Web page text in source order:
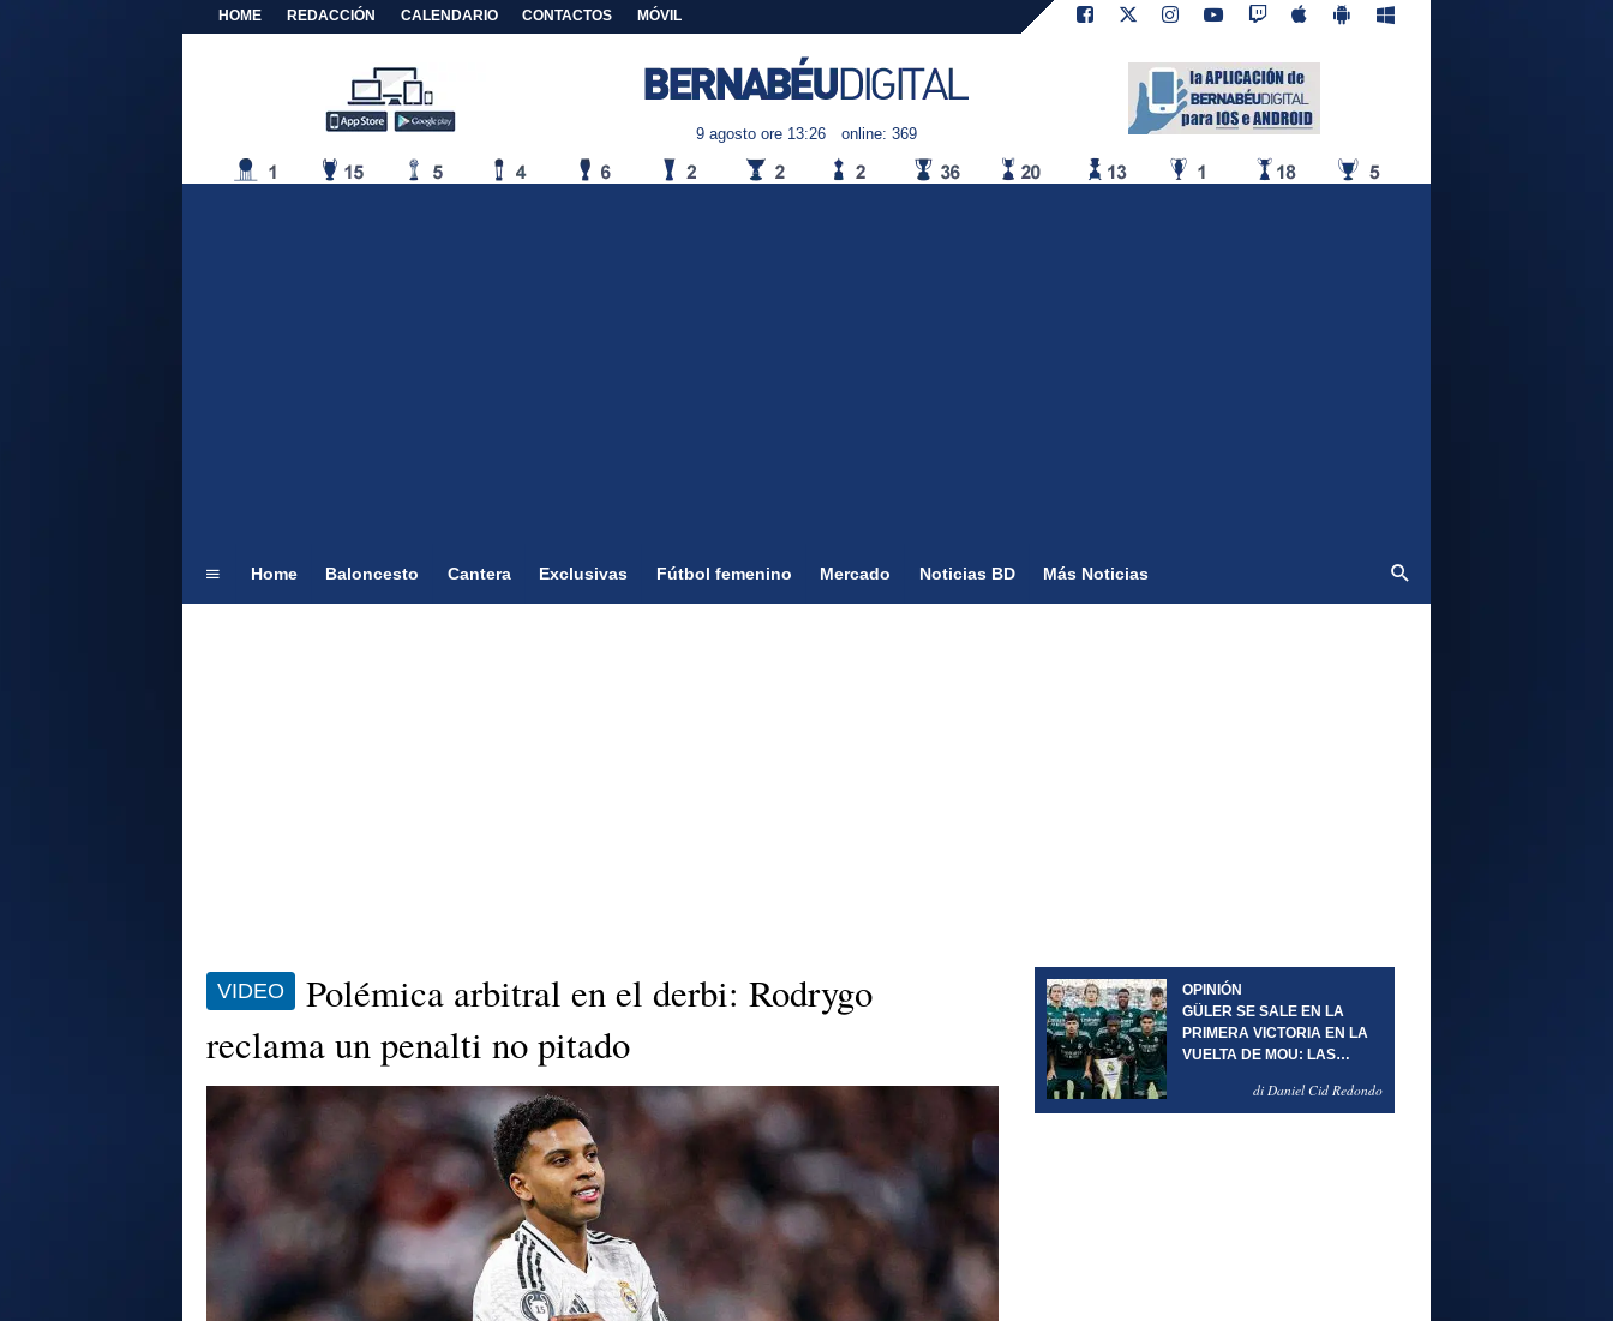
HOME REDACCIÓN CALENDARIO CONTACTOS MÓVIL
9 agosto ore 13:26 online: 369
Home Baloncesto Cantera Exclusivas Fútbol femenino Mercado Noticias BD Más Noticias
VIDEO
Polémica arbitral en el derbi: Rodrygo
reclama un penalti no pitado
OPINIÓN
GÜLER SE SALE EN LA
PRIMERA VICTORIA EN LA
VUELTA DE MOU: LAS
1-2 REAL MADRIDdi Daniel Cid Redondo